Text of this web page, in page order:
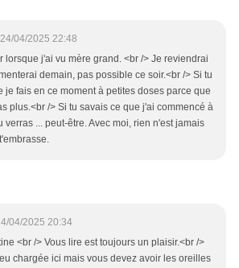
24/04/2025 22:48
lorsque j'ai vu mère grand. <br /> Je reviendrai
demain, pas possible ce soir.<br /> Si tu
je fais en ce moment à petites doses parce que
plus.<br /> Si tu savais ce que j'ai commencé à
verras ... peut-être. Avec moi, rien n'est jamais
04/2025 20:34
<br /> Vous lire est toujours un plaisir.<br />
chargée ici mais vous devez avoir les oreilles